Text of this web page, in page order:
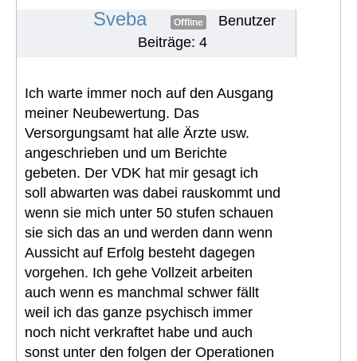
Sveba Offline
Benutzer
Beiträge: 4
Ich warte immer noch auf den Ausgang
meiner Neubewertung. Das
Versorgungsamt hat alle Ärzte usw.
angeschrieben und um Berichte
gebeten. Der VDK hat mir gesagt ich
soll abwarten was dabei rauskommt und
wenn sie mich unter 50 stufen schauen
sie sich das an und werden dann wenn
Aussicht auf Erfolg besteht dagegen
vorgehen. Ich gehe Vollzeit arbeiten
auch wenn es manchmal schwer fällt
weil ich das ganze psychisch immer
noch nicht verkraftet habe und auch
sonst unter den folgen der Operationen